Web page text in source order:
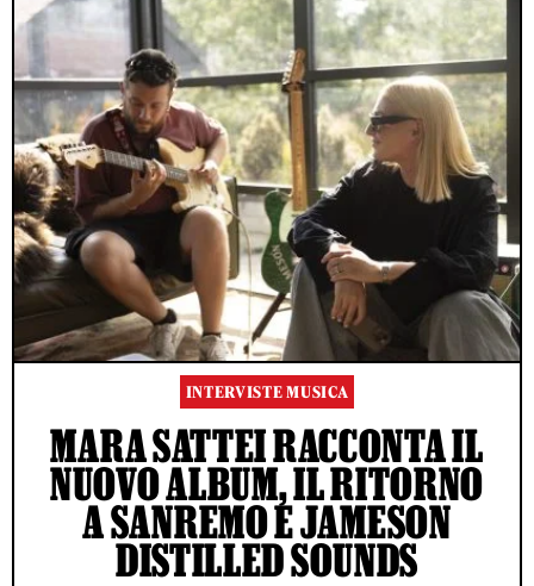
INTERVISTE MUSICA
MARA SATTEI RACCONTA IL
NUOVO ALBUM, IL RITORNO
A SANREMO E JAMESON
DISTILLED SOUNDS